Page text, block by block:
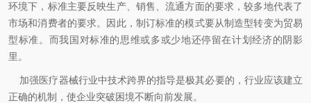
环境下，标准主要反映生产、销售、流通方面的要求，较多地代表了
市场和消费者的要求。因此，制订标准的模式要从制造型转变为贸易
型标准。而我国对标准的思维或多或少地还停留在计划经济的阴影
里。
加强医疗器械行业中技术跨界的指导是极其必要的，行业应该建立
正确的机制，使企业突破困境不断向前发展。